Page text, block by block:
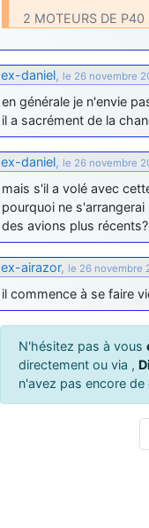
2 MOTEURS DE
ex-daniel, le 26 novembre
en générale je n'envie
il a sacrément de la
ex-daniel, le 26 novembre
mais s'il a volé avec
pourquoi ne
des avions plus
ex-airazor, le 26 novembre
il commence à se faire
N'hésitez pas à vous
directement ou via ,
n'avez pas encore